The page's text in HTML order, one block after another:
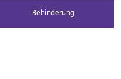
Behinderung